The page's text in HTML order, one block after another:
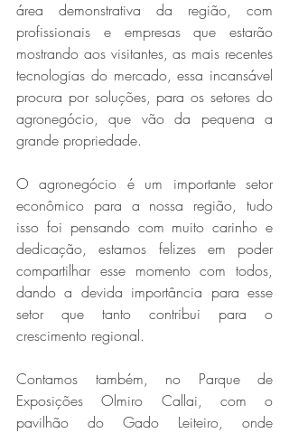
área demonstrativa da região, com
profissionais e empresas que estarão
mostrando aos visitantes, as mais recentes
tecnologias do mercado, essa incansável
procura por soluções, para os setores do
agronegócio, que vão da pequena a
grande propriedade.
O agronegócio é um importante setor
econômico para a nossa região, tudo
isso foi pensando com muito carinho e
dedicação, estamos felizes em poder
compartilhar esse momento com todos,
dando a devida importância para esse
setor que tanto contribui para o
crescimento regional.
Contamos também, no Parque de
Exposições Olmiro Callai, com o
pavilhão do Gado Leiteiro, onde